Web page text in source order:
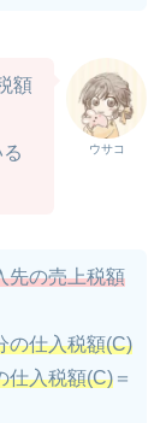
ウサコ
額
先の売上税額
の仕入税額(C)
仕入税額(C)＝